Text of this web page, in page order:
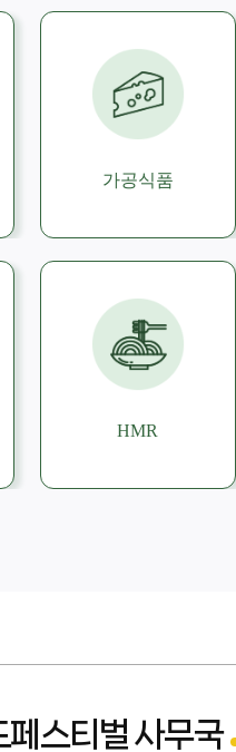
가공식품
HMR
페스티벌 사무국